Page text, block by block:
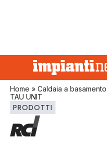
Home » Caldaia a
TAU UNIT
PRODOTTI